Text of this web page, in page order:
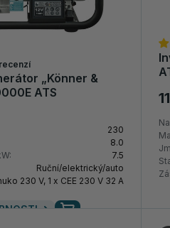
„Könner &
ATS
230
8.0
7.5
Ruční/elektrický/auto
230 V, 1 x CEE 230 V 32 A